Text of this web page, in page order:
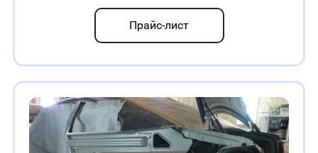
Прайс-лист